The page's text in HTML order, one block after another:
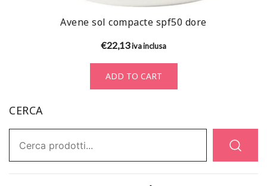
Avene sol compacte spf50 dore
€22,13iva inclusa
ADD TO CART
CERCA